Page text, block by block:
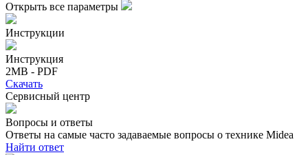
Открыть все параметры
Инструкции
Инструкция
2MB - PDF
Скачать
Сервисный центр
Вопросы и ответы
Ответы на самые часто задаваемые вопросы о технике Midea
Найти ответ